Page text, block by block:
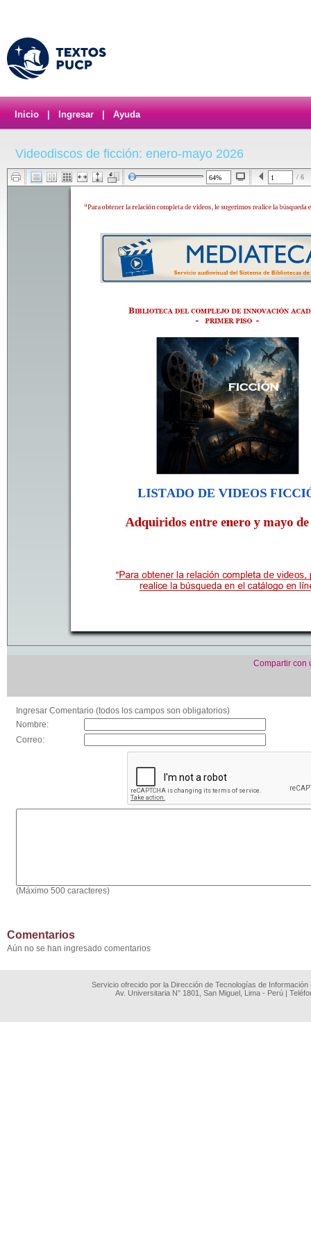
Inicio Ingresar Ayuda
Videodiscos de ficción: enero-mayo 2026
/ 6
Compartir con
Ingresar Comentario (todos los campos son obligatorios)
Nombre:
Correo:
(Máximo 500 caracteres)
Comentarios
Aún no se han ingresado comentarios
Servicio ofrecido por la Dirección de Tecnologías de
Av. Universitaria N° 1801, San Miguel, Lima - Perú |